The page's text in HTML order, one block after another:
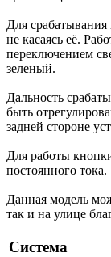
Для срабатывания
не касаясь её.
переключением
зеленый.
Дальность
быть
задней стороне
Для работы
постоянного тока.
Данная модель
так и на улице
Система